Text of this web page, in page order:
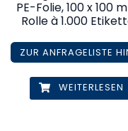
PE-Folie, 100 x 100
Rolle à 1.000
ZUR ANFRAGELISTE
WEITERLESEN